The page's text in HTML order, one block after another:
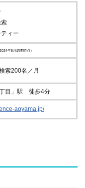
・・・・
索・・・
ティー
年5月調査時点）
索200名／月
目」駅 徒歩4分
aoyama.jp/